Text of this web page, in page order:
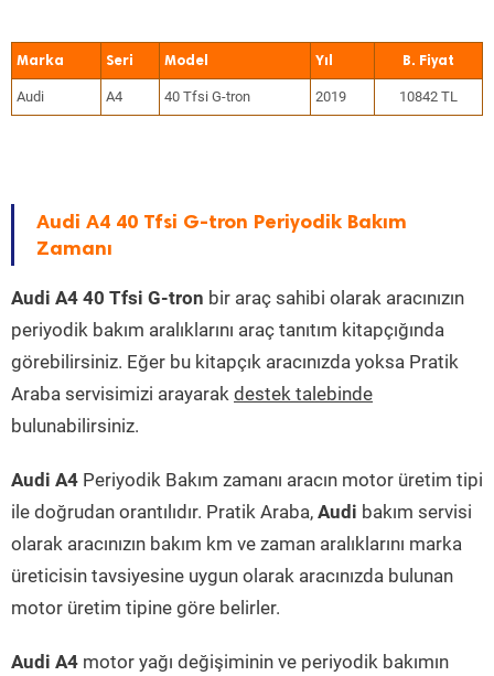
Marka Seri Model Yıl
Audi A4 40 Tfsi G-tron 2019 10842 TL
Audi A4 40 Tfsi G-tron Periyodik Bakım
Zamanı
Audi A4 40 Tfsi G-tron bir araç sahibi olarak aracınızın
periyodik bakım aralıklarını araç tanıtım kitapçığında
görebilirsiniz. Eğer bu kitapçık aracınızda yoksa Pratik
Araba servisimizi arayarak destek talebinde
bulunabilirsiniz.
Audi A4 Periyodik Bakım zamanı aracın motor üretim tipi
ile doğrudan orantılıdır. Pratik Araba, Audi bakım servisi
olarak aracınızın bakım km ve zaman aralıklarını marka
üreticisin tavsiyesine uygun olarak aracınızda bulunan
motor üretim tipine göre belirler.
Audi A4 motor yağı değişiminin ve periyodik bakımın